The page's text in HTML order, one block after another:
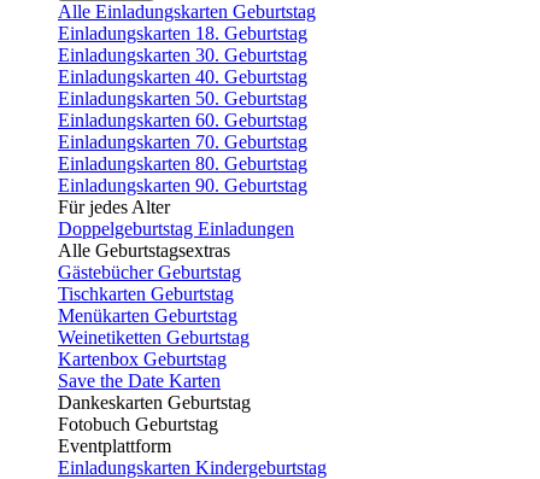
Alle Einladungskarten Geburtstag
Einladungskarten 18. Geburtstag
Einladungskarten 30. Geburtstag
Einladungskarten 40. Geburtstag
Einladungskarten 50. Geburtstag
Einladungskarten 60. Geburtstag
Einladungskarten 70. Geburtstag
Einladungskarten 80. Geburtstag
Einladungskarten 90. Geburtstag
Für jedes Alter
Doppelgeburtstag Einladungen
Alle Geburtstagsextras
Gästebücher Geburtstag
Tischkarten Geburtstag
Menükarten Geburtstag
Weinetiketten Geburtstag
Kartenbox Geburtstag
Save the Date Karten
Dankeskarten Geburtstag
Fotobuch Geburtstag
Eventplattform
Einladungskarten Kindergeburtstag